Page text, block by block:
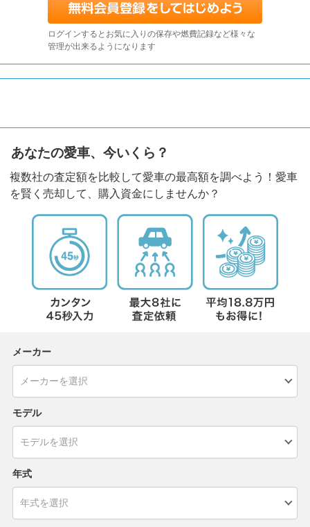
ログインするとお気に入りの保存や燃費記録など様々な
管理が出来るようになります
あなたの愛車、今いくら？
複数社の査定額を比較して愛車の最高額を調べよう！愛車
を賢く売却して、購入資金にしませんか？
メーカー
モデル
年式